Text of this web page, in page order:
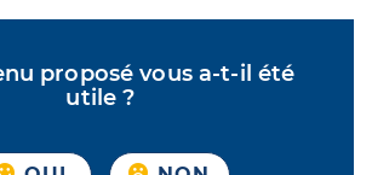
proposé vous a-t-il été
utile ?